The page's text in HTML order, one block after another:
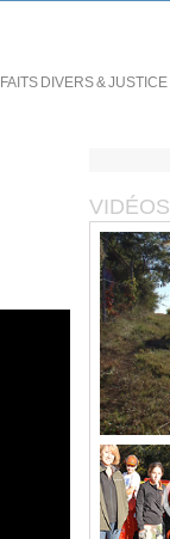
FAITS DIVERS & JUSTICE
VIDÉOS